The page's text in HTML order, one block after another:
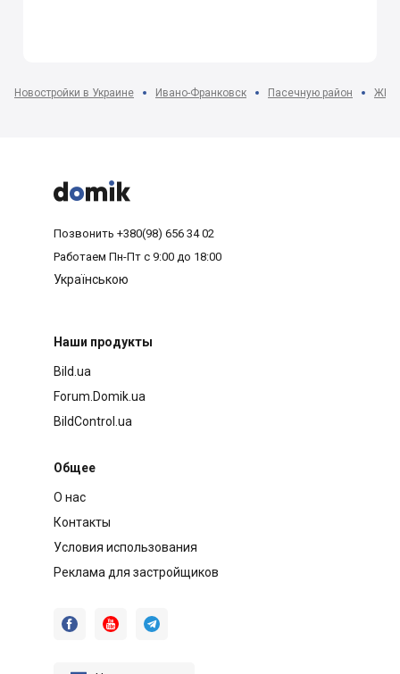
Новостройки в Украине Ивано-Франковск Пасечную район ЖК



Позвонить +380(98) 656 34 02
Работаем Пн-Пт с 9:00 до 18:00
Українською
Наши продукты
Bild.ua
Forum.Domik.ua
BildControl.ua
Общее
О нас
Контакты
Условия использования
Реклама для застройщиков
  